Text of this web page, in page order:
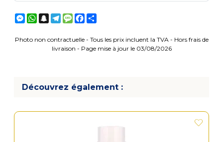
Messenger
WhatsApp
Snapchat
Telegram
MessageFacebook
Photo non contractuelle - Tous les prix incluent la TVA - Hors frais de
livraison - Page mise à jour le 03/08/2026
Découvrez également :